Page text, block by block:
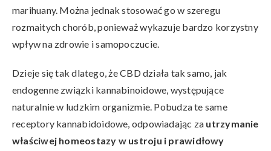
marihuany. Można jednak stosować go w szeregu
rozmaitych chorób, ponieważ wykazuje bardzo korzystny
wpływ na zdrowie i samopoczucie.
Dzieje się tak dlatego, że CBD działa tak samo, jak
endogenne związki kannabinoidowe, występujące
naturalnie w ludzkim organizmie. Pobudza te same
receptory kannabidoidowe, odpowiadając za utrzymanie
właściwej homeostazy w ustroju i prawidłowy